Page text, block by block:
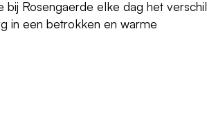
bij Rosengaerde elke dag het verschil
in een betrokken en warme